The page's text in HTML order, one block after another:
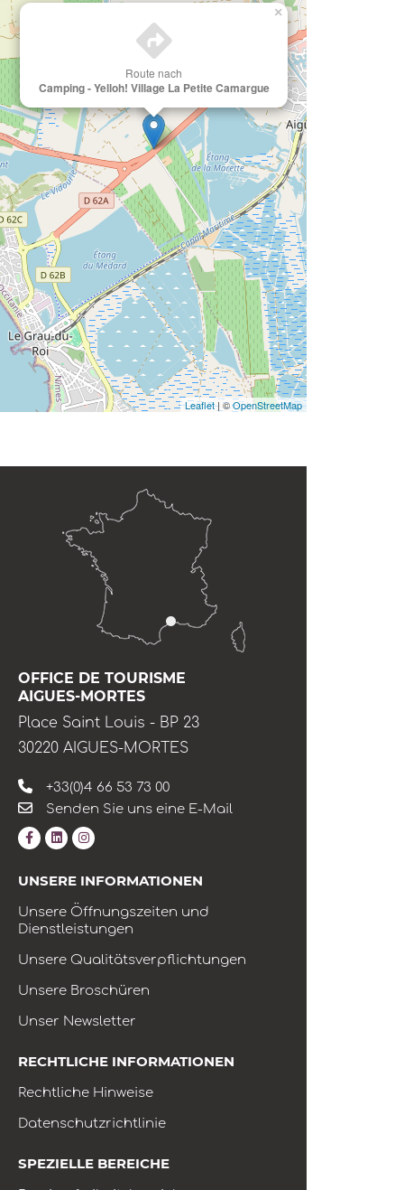
Route nach
Camping - Yelloh! Village La Petite Camargue
×
Leaflet| ©OpenStreetMap
OFFICE DE TOURISME
AIGUES-MORTES
Place Saint Louis - BP 23
30220 AIGUES-MORTES
+33(0)4 66 53 73 00
Senden Sie uns eine E-Mail
UNSERE INFORMATIONEN
Unsere Öffnungszeiten und
Dienstleistungen
Unsere Qualitätsverpflichtungen
Unsere Broschüren
Unser Newsletter
RECHTLICHE INFORMATIONEN
Rechtliche Hinweise
Datenschutzrichtlinie
SPEZIELLE BEREICHE